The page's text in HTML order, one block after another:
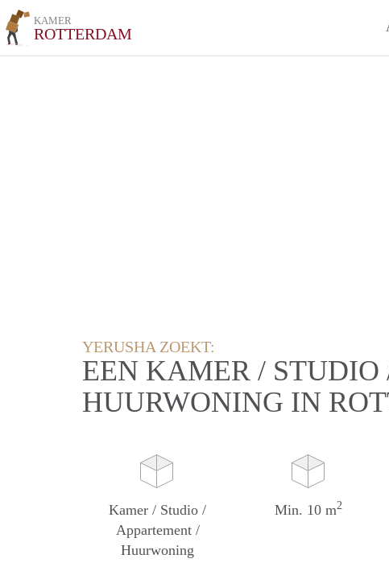
KAMER
ROTTERDAM
YERUSHA ZOEKT:
EEN KAMER / STUDIO
HUURWONING IN
Kamer / Studio /
Appartement /
Huurwoning
Min. 10 m2